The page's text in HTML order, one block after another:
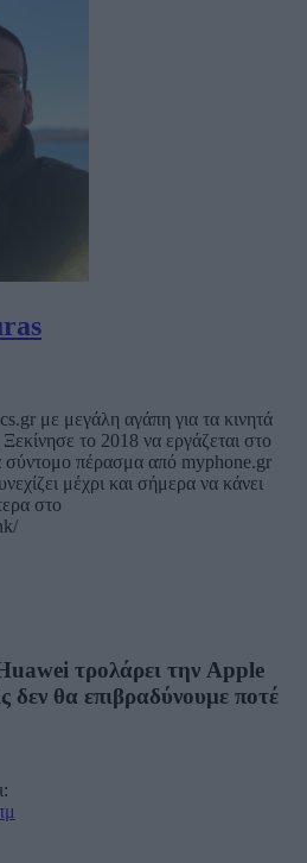
με μεγάλη αγάπη για τα κινητά
το 2018 να εργάζεται στο
σύντομο πέρασμα από myphone.gr
μέχρι και σήμερα να κάνει
στο
τρολάρει την Apple
δεν θα επιβραδύνουμε ποτέ